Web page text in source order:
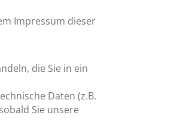
Impressum dieser
die Sie in ein
Daten (z.B.
Sie unsere